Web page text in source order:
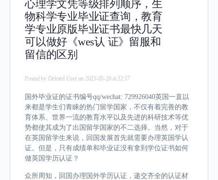
心理学文凭等级排列顺序，生
物科学专业毕业证查询，教育
学专业原版毕业证书最快几天
可以做好《wes认 证》留服和
留信的区别
Posted by Deleted User on 2025-05-26 at 22:17
国外毕业证的证书编号qq/wechat: 729926040英国一直以
来都是学生们青睐的热门留学国家，不仅有着完善的教
育体系、世界一流的教育水平以及先进的科研技术等优
势都使其成为了出国留学国家的不二选择。当然，对于
在英国留学生来说，回国发展首先就需要办理英国学认
证。但是，只有成绩单和毕业证没有拿到学位证书如何
做英国学历认证？
众所周知，回国办理国外学历认证，递交齐全的认证材